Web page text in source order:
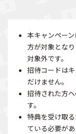
本キャンペー
方が対象とな
対象外です。
招待コードは
だけません。
招待された方
す。
特典を受け取
ている必要があ